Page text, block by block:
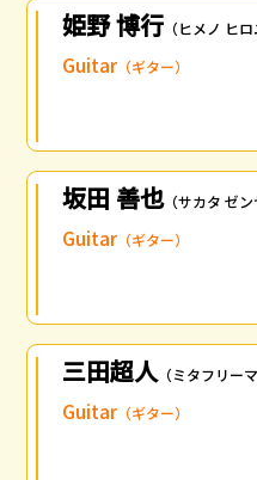
姫野 博行 （ヒメノ ヒロ
Guitar（ギター）
坂田 善也（サカタ ゼン
Guitar（ギター）
三田超人 （ミタフリーマ
Guitar（ギター）